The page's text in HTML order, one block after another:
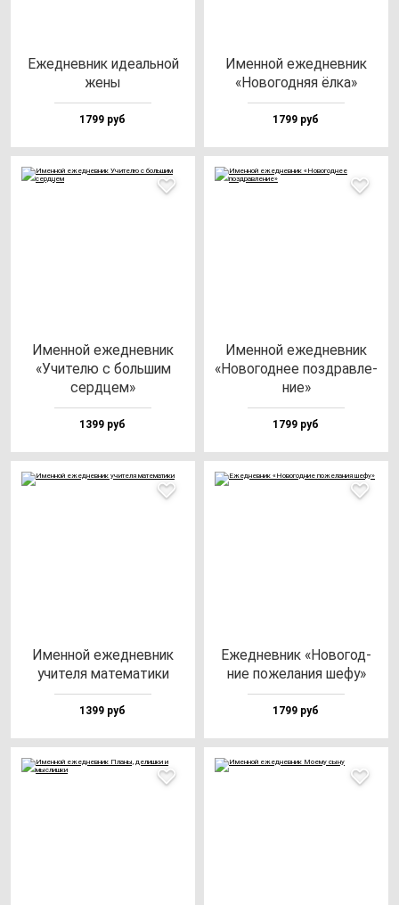
Ежед­нев­ник иде­аль­ной
же­ны
1799 руб
Имен­ной ежед­нев­ник
«Ново­год­няя ёл­ка»
1799 руб
Имен­ной ежед­нев­ник
«Учи­те­лю с боль­шим
сер­дцем»
1399 руб
Имен­ной ежед­нев­ник
«Ново­год­нее поз­драв­ле­
ние»
1799 руб
Имен­ной ежед­нев­ник
учи­те­ля ма­те­ма­ти­ки
1399 руб
Ежед­нев­ник «Ново­год­
ние по­же­ла­ния ше­фу»
1799 руб